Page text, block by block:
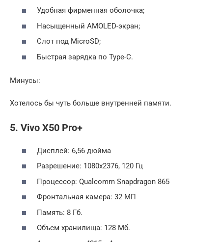
Удобная фирменная оболочка;
Насыщенный AMOLED-экран;
Слот под MicroSD;
Быстрая зарядка по Type-C.
Минусы:
Хотелось бы чуть больше внутренней памяти.
5. Vivo X50 Pro+
Дисплей: 6,56 дюйма
Разрешение: 1080х2376, 120 Гц
Процессор: Qualcomm Snapdragon 865
Фронтальная камера: 32 МП
Память: 8 Гб.
Объем хранилища: 128 Мб.